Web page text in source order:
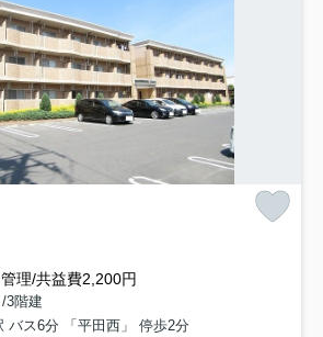
管理/共益費2,200円
3階建
バス6分 「平田西」 停歩2分